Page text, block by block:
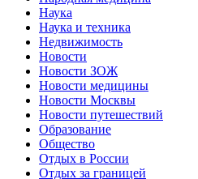
Наука
Наука и техника
Недвижимость
Новости
Новости ЗОЖ
Новости медицины
Новости Москвы
Новости путешествий
Образование
Общество
Отдых в России
Отдых за границей